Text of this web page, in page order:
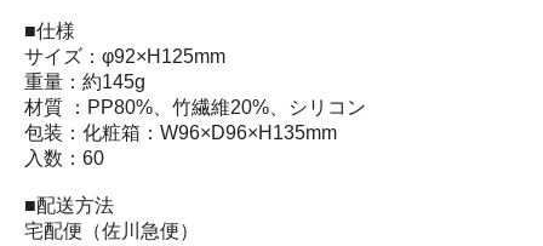
■仕様
サイズ：φ92×H125mm
重量：約145g
材質 ：PP80%、竹繊維20%、シリコン
包装：化粧箱：W96×D96×H135mm
入数：60
■配送方法
宅配便（佐川急便）